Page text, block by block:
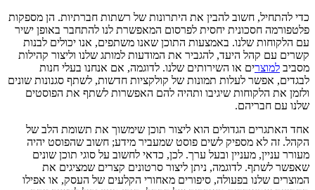
כדי להתחיל, חשוב להבין את היתרונות של רשתות חברתיות. הן מספקות
פלטפורמה חסכונית יחסית לפרסום המאפשרת לנו להתחבר באופן ישיר
עם הלקוחות שלנו. באמצעות התוכן שאנו משתפים, אנו יכולים לבנות
קשרים עם קהל היעד, להגביר את המודעות למותג שלנו וליצור קהילות
מסביב למוצרים או השירותים שלנו. לדוגמה, אם אנחנו בעלי חנות
לבגדים, אפשר לעלות תמונות של קולקציות חדשות, לשתף סגנונות שונים
ולזמן את הלקוחות שיגיבו ותהיה להם האפשרות לשתף את הפוסטים
שלנו עם חבריהם.
אחד האתגרים הגדולים הוא ליצור תוכן שימשוך את תשומת הלב של
הקהל. זה לא מספיק לשים פוסט שמעביר מידע; חשוב שהפוסט יהיה
מעורר עניין, מעניין ובעל ערך. לכן, כדאי לחשוב על סוגי תוכן שונים
שאפשר לשתף. לדוגמה, ניתן ליצור סרטונים קצרים שמציגים את
המוצרים שלנו בפעולה, סיפורים מאחורי הקלעים של העסק, או אפילו